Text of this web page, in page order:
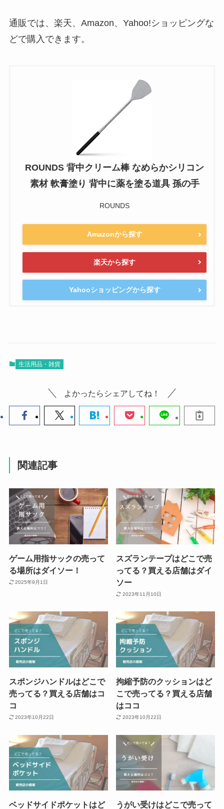
通販では、楽天、Amazon、Yahoo!ショッピングな
どで購入できます。
ROUNDS 背中クリーム棒 なめらかシリコン
素材 軟膏塗り 背中に薬を塗る道具 孫の手
ROUNDS
Amazonから探す
楽天から探す
Yahooショッピングから探す
生活用品・雑貨
よかったらシェアしてね！
関連記事
ゲーム用指サックの売って
る場所はダイソー！
2025年9月1日
スズランテープはどこで売
ってる？買える店舗はダイ
ソー
2023年11月10日
スポンジハンドルはどこで
売ってる？買える店舗はコ
コ
2023年10月22日
拘縮予防のクッションはど
こで売ってる？買える店舗
はココ
2023年10月22日
ベッドサイドポケットはど
うがい受けはどこで売って